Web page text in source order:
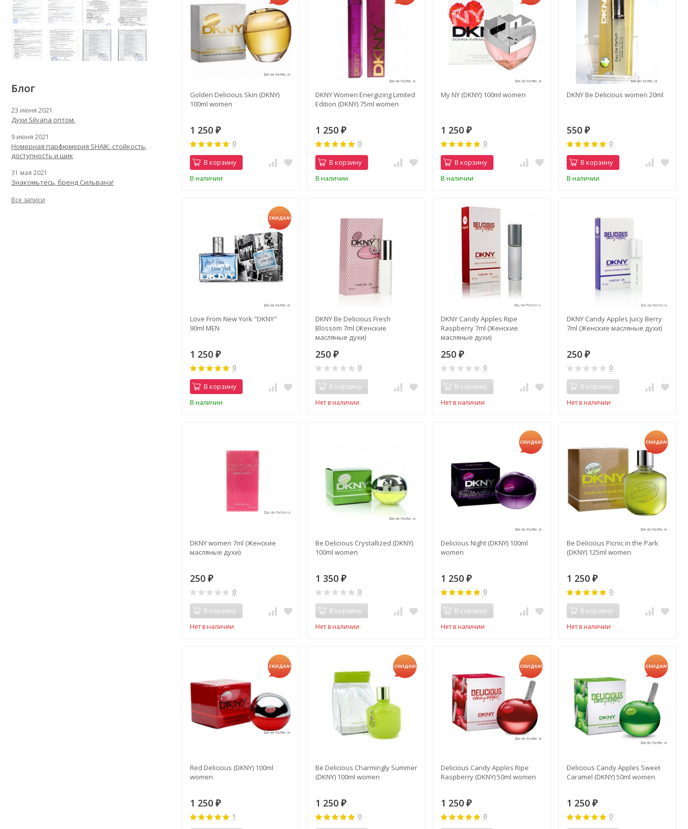
Golden Delicious Skin (DKNY)
100ml women
1 250 ₽
0
В корзину
В наличии
DKNY Women Energizing Limited
Edition (DKNY) 75ml women
1 250 ₽
0
В корзину
В наличии
My NY (DKNY) 100ml women
1 250₽
0
В корзину
В наличии
DKNY Be Delicious women 20ml
550 ₽
0
В корзину
В наличии
СКИДКА!
Love From New York "DKNY"
90ml MEN
1 250 ₽
0
В корзину
В наличии
DKNY Be Delicious Fresh
Blossom 7ml (Женские
масляные духи)
250 ₽
0
В корзину
Нет в наличии
DKNY Candy Apples Ripe
Raspberry 7ml (Женские
масляные духи)
250₽
0
В корзину
Нет в наличии
DKNY Candy Apples Juicy Berry
7ml (Женские масляные духи)
250 ₽
0
В корзину
Нет в наличии
DKNY women 7ml (Женские
масляные духи)
250 ₽
0
В корзину
Нет в наличии
Be Delicious Crystallized (DKNY)
100ml women
1 350 ₽
0
В корзину
Нет в наличии
СКИДКА!
Delicious Night (DKNY) 100ml
women
1 250₽
0
В корзину
Нет в наличии
СКИДКА!
Be Delicious Picnic in the Park
(DKNY) 125ml women
1 250 ₽
0
В корзину
Нет в наличии
СКИДКА!
Red Delicious (DKNY) 100ml
women
1 250 ₽
1
СКИДКА!
Be Delicious Charmingly Summer
(DKNY) 100ml women
1 250 ₽
0
СКИДКА!
Delicious Candy Apples Ripe
Raspberry (DKNY) 50ml women
1 250₽
0
СКИДКА!
Delicious Candy Apples Sweet
Caramel (DKNY) 50ml women
1 250 ₽
0
Блог
23 июня 2021
Духи Silvana оптом.
9 июня 2021
Номерная парфюмерия SHAIK: стойкость,
доступность и шик
31 мая 2021
Знакомьтесь, бренд Сильвана!
Все записи